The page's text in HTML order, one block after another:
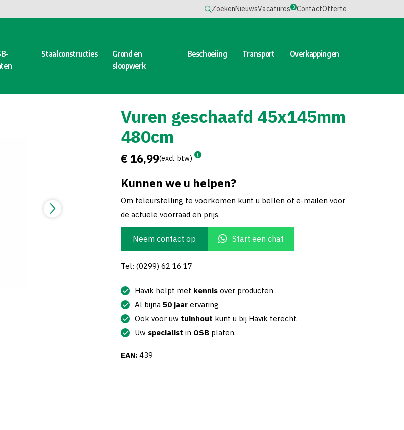
ZoekenNieuwsVacatures 3 ContactOfferte
Staalconstructies
Grond en
sloopwerk
Beschoeiing Transport Overkappingen
Vuren geschaafd 45x145mm
480cm
€ 16,99(excl. btw)
Kunnen we u helpen?
Om teleurstelling te voorkomen kunt u bellen of e-mailen voor
de actuele voorraad en prijs.
Neem contact op Start een chat
Tel: (0299) 62 16 17
Havik helpt met kennis over producten
Al bijna 50 jaar ervaring
Ook voor uw tuinhout kunt u bij Havik terecht.
Uw specialist in OSB platen.
EAN: 439